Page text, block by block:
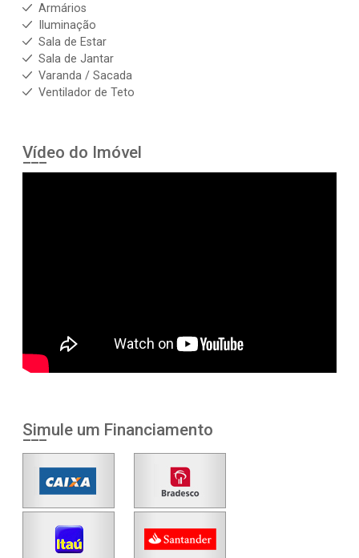
Armários
Iluminação
Sala de Estar
Sala de Jantar
Varanda / Sacada
Ventilador de Teto
Vídeo do Imóvel
Simule um Financiamento